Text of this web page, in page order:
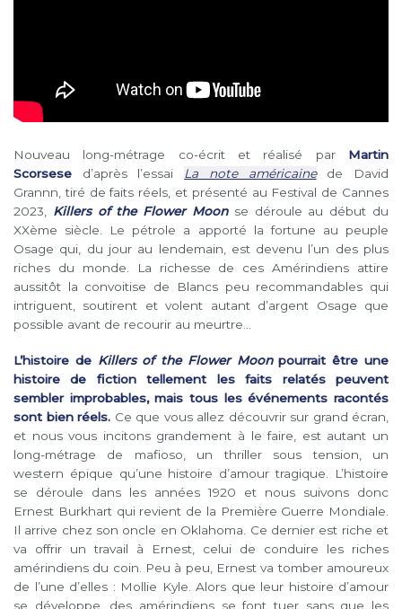
Nouveau long-métrage co-écrit et réalisé par Martin
Scorsese d’après l’essai La note américainede David
Grannn, tiré de faits réels, et présenté au Festival de Cannes
2023, Killers of the Flower Moonse déroule au début du
XXème siècle. Le pétrole a apporté la fortune au peuple
Osage qui, du jour au lendemain, est devenu l’un des plus
riches du monde. La richesse de ces Amérindiens attire
aussitôt la convoitise de Blancs peu recommandables qui
intriguent, soutirent et volent autant d’argent Osage que
possible avant de recourir au meurtre…
L’histoire de Killers of the Flower Moonpourrait être une
histoire de fiction tellement les faits relatés peuvent
sembler improbables, mais tous les événements racontés
sont bien réels. Ce que vous allez découvrir sur grand écran,
et nous vous incitons grandement à le faire, est autant un
long-métrage de mafioso, un thriller sous tension, un
western épique qu’une histoire d’amour tragique. L’histoire
se déroule dans les années 1920 et nous suivons donc
Ernest Burkhart qui revient de la Première Guerre Mondiale.
Il arrive chez son oncle en Oklahoma. Ce dernier est riche et
va offrir un travail à Ernest, celui de conduire les riches
amérindiens du coin. Peu à peu, Ernest va tomber amoureux
de l’une d’elles : Mollie Kyle. Alors que leur histoire d’amour
se développe, des amérindiens se font tuer sans que les